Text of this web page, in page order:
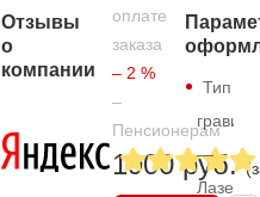
Отзывы
о
компании
оплате
заказа
– 2 %
–
Пенсионерам
1900 руб.
Тип
—